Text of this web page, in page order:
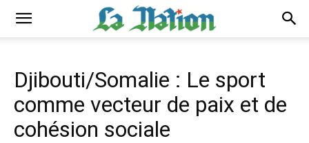
Djibouti/Somalie : Le sport
comme vecteur de paix et de
cohésion sociale